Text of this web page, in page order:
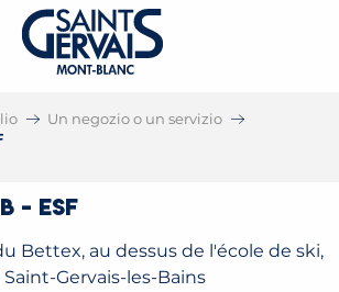
Un negozio o un servizio
- ESF
Bettex, au dessus de l'école de ski,
Gervais-les-Bains